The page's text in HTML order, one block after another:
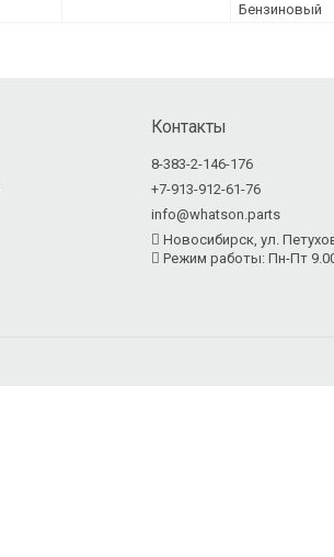
Бензиновый
Контакты
8-383-2-146-176
+7-913-912-61-76
info@whatson.parts
Новосибирск, ул.
Режим работы: Пн-Пт